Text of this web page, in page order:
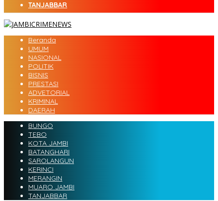
TANJABBAR
Beranda
UMUM
NASIONAL
POLITIK
BISNIS
PRESTASI
ADVETORIAL
KRIMINAL
DAERAH
BUNGO
TEBO
KOTA JAMBI
BATANGHARI
SAROLANGUN
KERINCI
MERANGIN
MUARO JAMBI
TANJABBAR